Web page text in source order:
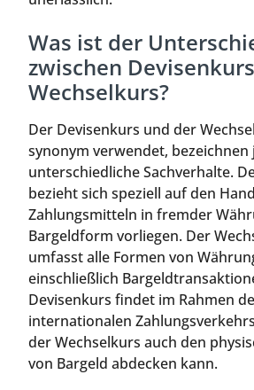
Was ist der
zwischen
Wechselkurs?
Der Devisenkurs und der
synonym verwendet, bezeichnen
unterschiedliche Sachverhalte.
bezieht sich speziell auf den
Zahlungsmitteln in fremder
Bargeldform vorliegen. Der
umfasst alle Formen von
einschließlich
Devisenkurs findet im Rahmen
internationalen
der Wechselkurs auch den
von Bargeld abdecken kann.